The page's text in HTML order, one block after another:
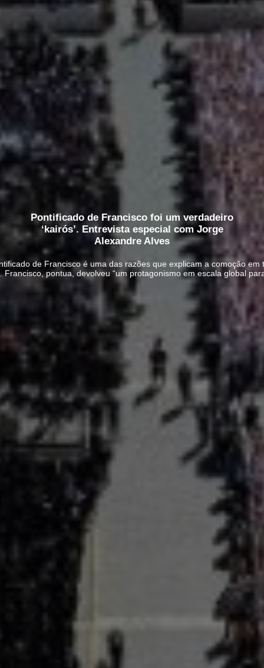
Pontificado de Francisco foi um verdadeiro
‘kairós’. Entrevista especial com Jorge
Alexandre Alves
de Francisco é uma das razões que explicam a comoção em
Francisco, pontua, devolveu “um protagonismo em escala global